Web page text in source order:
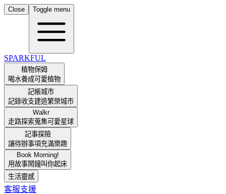
Close Toggle menu
SPARKFUL
植物保姆
喝水養成可愛植物
記帳城市
記錄收支建造繁榮城市
Walkr
走路探索蒐集可愛星球
記事探險
讓待辦事項充滿樂趣
Book Morning!
用故事鬧鐘叫你起床
生活靈感
客服支援